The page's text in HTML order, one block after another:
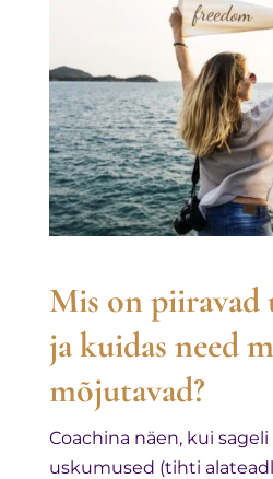
Mis on piiravad
ja kuidas need
mõjutavad?
Coachina näen, kui
uskumused (tihti